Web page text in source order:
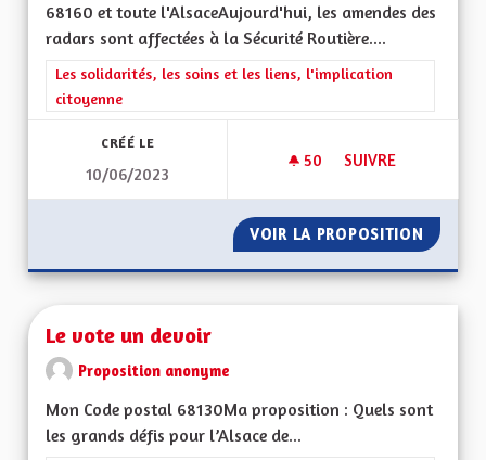
68160 et toute l'AlsaceAujourd'hui, les amendes des
radars sont affectées à la Sécurité Routière....
Filtrer les résultats de la catégorie : Les solidarités, les soins
Les solidarités, les soins et les liens, l'implication
citoyenne
CRÉÉ LE
10/06/2023
50 50 ABONNÉS
SUIVRE
VOIR LA PROPOSITION LES
Le vote un devoir
Proposition anonyme
Mon Code postal 68130Ma proposition : Quels sont
les grands défis pour l’Alsace de...